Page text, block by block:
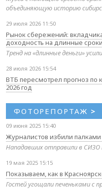
объединяющую историю
29 июля 2026 11:50
Рынок сбережений:
доходность на длинные сроки
Тренд на «длинные деньги»
28 июля 2026 15:54
ВТБ пересмотрел прогноз по
2026 год
ФОТОРЕПОРТАЖ >
09 июня 2025 15:40
Журналистов избили
Нападавших отправили в СИЗО
19 мая 2025 15:15
Показываем, как в
Гостей угощали печеньками с